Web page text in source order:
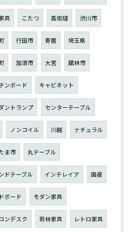
具 こたつ 高炬燵 渋川市
行田市 寄居 埼玉県
加須市 大宮 舘林市
ンボード キャビネット
ントランプ センターテーブル
ノンコイル 川越 ナチュラル
ま市 丸テーブル
ドテーブル インテレイア 国産
ボード モダン家具
ンデスク 若林家具 レトロ家具